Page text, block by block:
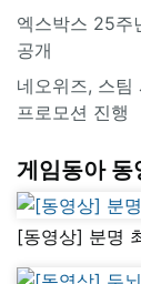
엑스박스 25주
공개
네오위즈, 스팀
프로모션 진행
게임동아 동
[동영상] 분명